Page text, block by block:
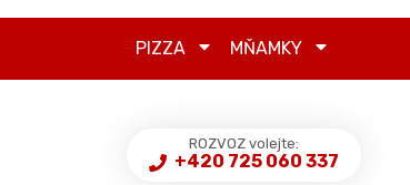
PIZZA MŇAMKY
ROZVOZ volejte:
+420 725 060 337